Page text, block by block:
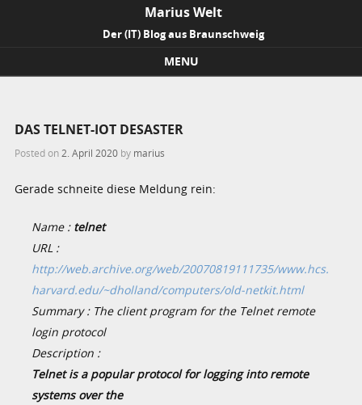
Marius Welt
Der (IT) Blog aus Braunschweig
MENU
DAS TELNET-IOT DESASTER
Posted on 2. April 2020 by marius
Gerade schneite diese Meldung rein:
Name : telnet
URL :
http://web.archive.org/web/20070819111735/www.hcs.
harvard.edu/~dholland/computers/old-netkit.html
Summary : The client program for the Telnet remote
login protocol
Description :
Telnet is a popular protocol for logging into remote
systems over the